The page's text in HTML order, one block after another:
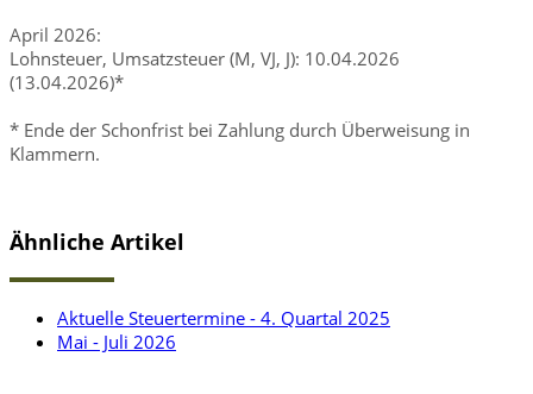
April 2026:
Lohnsteuer, Umsatzsteuer (M, VJ, J): 10.04.2026
(13.04.2026)*
* Ende der Schonfrist bei Zahlung durch Überweisung in
Klammern.
Ähnliche Artikel
Aktuelle Steuertermine - 4. Quartal 2025
Mai - Juli 2026